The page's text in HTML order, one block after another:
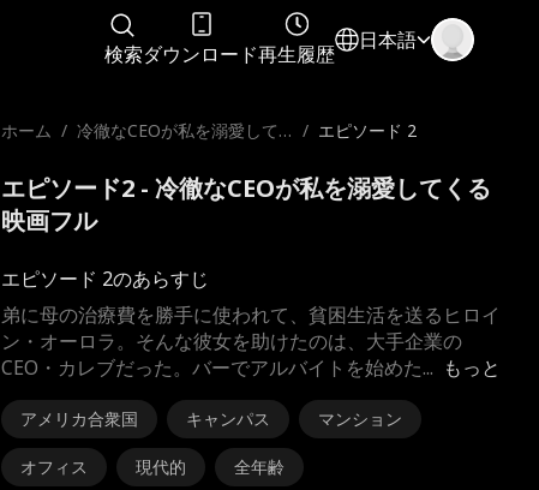
検索ダウンロード再生履歴
日本語
ホーム / 冷徹なCEOが私を溺愛して
/ エピソード 2
エピソード2 - 冷徹なCEOが私を溺愛してくる
映画フル
エピソード 2のあらすじ
もっと
弟に母の治療費を勝手に使われて、貧困生活を送るヒロイ
ン・オーロラ。そんな彼女を助けたのは、大手企業の
CEO・カレブだった。バーでアルバイトを始めた...
アメリカ合衆国 キャンパス マンション
オフィス 現代的 全年齢